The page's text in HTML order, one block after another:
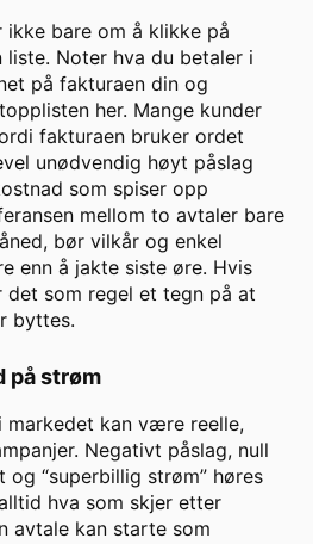
bare om å klikke på
Noter hva du betaler i
på fakturaen din og
her. Mange kunder
fakturaen bruker ordet
unødvendig høyt påslag
som spiser opp
mellom to avtaler bare
bør vilkår og enkel
enn å jakte siste øre. Hvis
det som regel et tegn på at
byttes.
på strøm
markedet kan være reelle,
Negativt påslag, null
og “superbillig strøm” høres
hva som skjer etter
avtale kan starte som